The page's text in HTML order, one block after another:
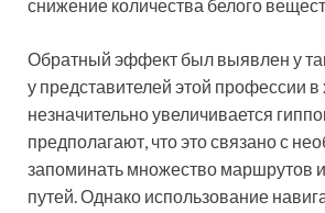
снижение количества белого
Обратный эффект был выявлен у
у представителей этой профессии в
незначительно увеличивается
предполагают, что это связано с
запоминать множество маршрутов
путей. Однако использование